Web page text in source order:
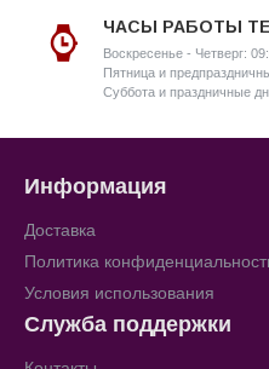
ЧАСЫ РАБОТЫ
Воскресенье - Четверг:
Пятница и
Суббота и праздничные
Информация
Доставка
Политика
Условия использования
Служба поддержки